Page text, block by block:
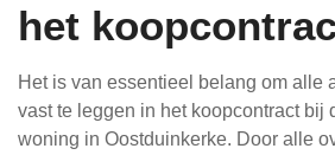
het
Het is van essentieel belang om alle
vast te leggen in het koopcontract bij
woning in Oostduinkerke. Door alle